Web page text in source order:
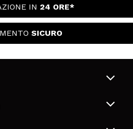
IN 24 ORE*
SICURO